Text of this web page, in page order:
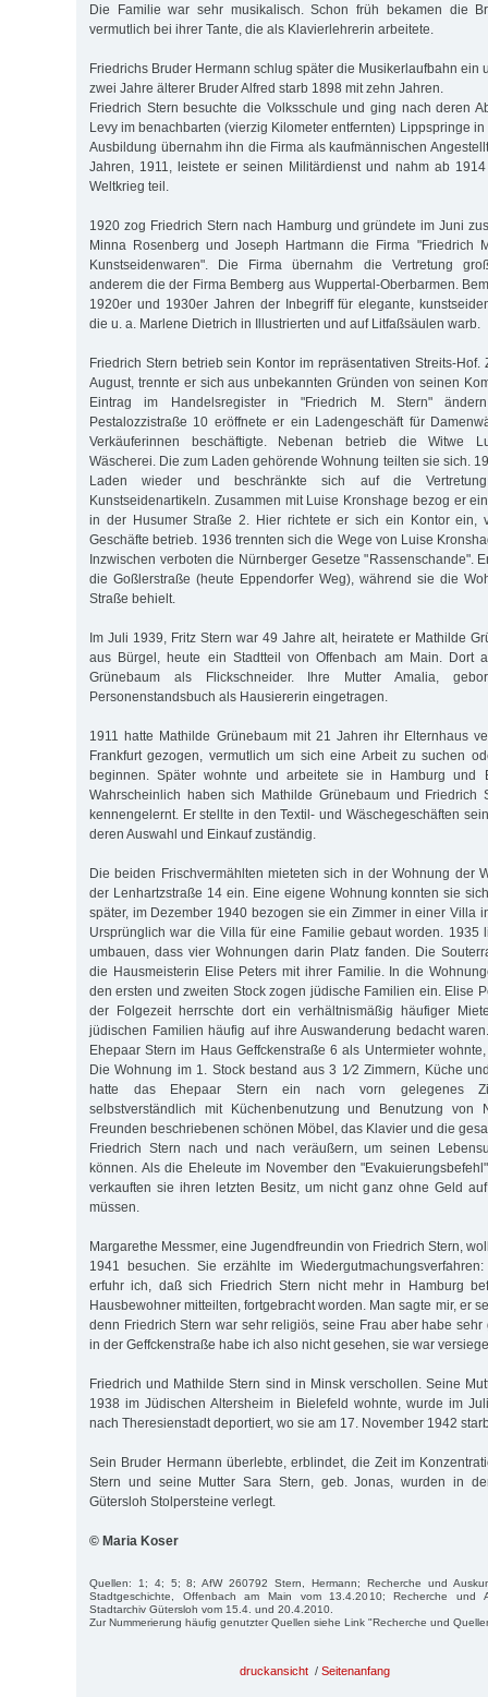
Die Familie war sehr musikalisch. Schon früh bekamen die
vermutlich bei ihrer Tante, die als Klavierlehrerin arbeitete.
Friedrichs Bruder Hermann schlug später die Musikerlaufbahn ein
zwei Jahre älterer Bruder Alfred starb 1898 mit zehn Jahren.
Friedrich Stern besuchte die Volksschule und ging nach deren
Levy im benachbarten (vierzig Kilometer entfernten) Lippspringe
Ausbildung übernahm ihn die Firma als kaufmännischen
Jahren, 1911, leistete er seinen Militärdienst und nahm ab
Weltkrieg teil.
1920 zog Friedrich Stern nach Hamburg und gründete im Juni
Minna Rosenberg und Joseph Hartmann die Firma "Friedrich
Kunstseidenwaren". Die Firma übernahm die Vertretung
anderem die der Firma Bemberg aus Wuppertal-Oberbarmen.
1920er und 1930er Jahren der Inbegriff für elegante,
die u. a. Marlene Dietrich in Illustrierten und auf Litfaßsäulen warb.
Friedrich Stern betrieb sein Kontor im repräsentativen Streits-Hof.
August, trennte er sich aus unbekannten Gründen von seinen
Eintrag im Handelsregister in "Friedrich M. Stern"
Pestalozzistraße 10 eröffnete er ein Ladengeschäft für
Verkäuferinnen beschäftigte. Nebenan betrieb die Witwe
Wäscherei. Die zum Laden gehörende Wohnung teilten sie sich.
Laden wieder und beschränkte sich auf die
Kunstseidenartikeln. Zusammen mit Luise Kronshage bezog er
in der Husumer Straße 2. Hier richtete er sich ein Kontor ein,
Geschäfte betrieb. 1936 trennten sich die Wege von Luise
Inzwischen verboten die Nürnberger Gesetze "Rassenschande".
die Goßlerstraße (heute Eppendorfer Weg), während sie die
Straße behielt.
Im Juli 1939, Fritz Stern war 49 Jahre alt, heiratete er Mathilde
aus Bürgel, heute ein Stadtteil von Offenbach am Main. Dort
Grünebaum als Flickschneider. Ihre Mutter Amalia,
Personenstandsbuch als Hausiererin eingetragen.
1911 hatte Mathilde Grünebaum mit 21 Jahren ihr Elternhaus
Frankfurt gezogen, vermutlich um sich eine Arbeit zu suchen
beginnen. Später wohnte und arbeitete sie in Hamburg und
Wahrscheinlich haben sich Mathilde Grünebaum und Friedrich
kennengelernt. Er stellte in den Textil- und Wäschegeschäften
deren Auswahl und Einkauf zuständig.
Die beiden Frischvermählten mieteten sich in der Wohnung der
der Lenhartzstraße 14 ein. Eine eigene Wohnung konnten sie
später, im Dezember 1940 bezogen sie ein Zimmer in einer Villa
Ursprünglich war die Villa für eine Familie gebaut worden. 1935
umbauen, dass vier Wohnungen darin Platz fanden. Die
die Hausmeisterin Elise Peters mit ihrer Familie. In die
den ersten und zweiten Stock zogen jüdische Familien ein. Elise
der Folgezeit herrschte dort ein verhältnismäßig häufiger
jüdischen Familien häufig auf ihre Auswanderung bedacht
Ehepaar Stern im Haus Geffckenstraße 6 als Untermieter
Die Wohnung im 1. Stock bestand aus 3 1⁄2 Zimmern, Küche
hatte das Ehepaar Stern ein nach vorn gelegenes
selbstverständlich mit Küchenbenutzung und Benutzung von
Freunden beschriebenen schönen Möbel, das Klavier und die
Friedrich Stern nach und nach veräußern, um seinen
können. Als die Eheleute im November den
verkauften sie ihren letzten Besitz, um nicht ganz ohne Geld
müssen.
Margarethe Messmer, eine Jugendfreundin von Friedrich Stern,
1941 besuchen. Sie erzählte im
erfuhr ich, daß sich Friedrich Stern nicht mehr in Hamburg
Hausbewohner mitteilten, fortgebracht worden. Man sagte mir, er
denn Friedrich Stern war sehr religiös, seine Frau aber habe sehr
in der Geffckenstraße habe ich also nicht gesehen, sie war
Friedrich und Mathilde Stern sind in Minsk verschollen. Seine
1938 im Jüdischen Altersheim in Bielefeld wohnte, wurde im
nach Theresienstadt deportiert, wo sie am 17. November 1942
Sein Bruder Hermann überlebte, erblindet, die Zeit im
Stern und seine Mutter Sara Stern, geb. Jonas, wurden in
Gütersloh Stolpersteine verlegt.
© Maria Koser
Quellen: 1; 4; 5; 8; AfW 260792 Stern, Hermann; Recherche und
Stadtgeschichte, Offenbach am Main vom 13.4.2010; Recherche und
Stadtarchiv Gütersloh vom 15.4. und 20.4.2010.
Zur Nummerierung häufig genutzter Quellen siehe Link "Recherche und
druckansicht / Seitenanfang